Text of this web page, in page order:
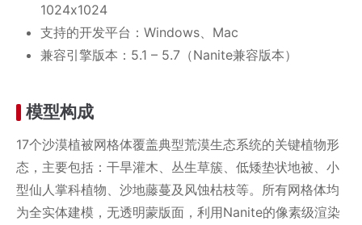
1024x1024
支持的开发平台：Windows、Mac
兼容引擎版本：5.1 – 5.7（Nanite兼容版本）
模型构成
17个沙漠植被网格体覆盖典型荒漠生态系统的关键植物形
态，主要包括：干旱灌木、丛生草簇、低矮垫状地被、小
型仙人掌科植物、沙地藤蔓及风蚀枯枝等。所有网格体均
为全实体建模，无透明蒙版面，利用Nanite的像素级渲染